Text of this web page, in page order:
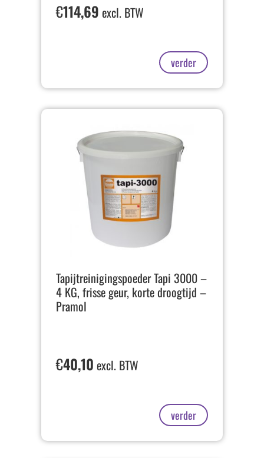
€114,69 excl. BTW
verder
Tapijtreinigingspoeder Tapi 3000 –
4 KG, frisse geur, korte droogtijd –
Pramol
€40,10 excl. BTW
verder